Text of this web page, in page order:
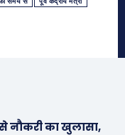
नौकरी का खुलासा,